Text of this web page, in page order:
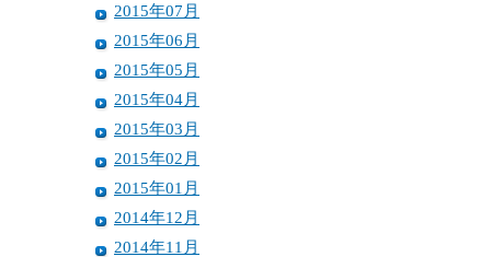
2015年07月
2015年06月
2015年05月
2015年04月
2015年03月
2015年02月
2015年01月
2014年12月
2014年11月